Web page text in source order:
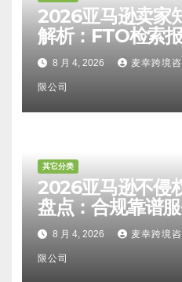
2026亚马逊卖家
解析：FTO检索
比对区别、TRO
甄选避坑全攻略
8 月 4, 2026 麦幸跨境
限公司
其它分类
2026亚马逊不侵
盘点：合规靠谱
避坑FAQ及标杆
8 月 4, 2026 麦幸跨境
限公司